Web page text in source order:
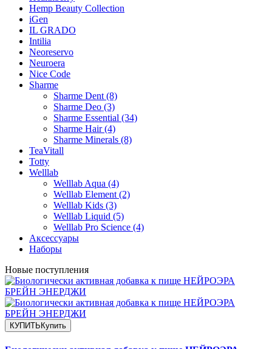
Hemp Beauty Collection
iGen
IL GRADO
Intilia
Neoreservo
Neuroera
Nice Code
Sharme
Sharme Dent (8)
Sharme Deo (3)
Sharme Essential (34)
Sharme Hair (4)
Sharme Minerals (8)
TeaVitall
Totty
Welllab
Welllab Aqua (4)
Welllab Element (2)
Welllab Kids (3)
Welllab Liquid (5)
Welllab Pro Science (4)
Аксессуары
Наборы
Новые поступления
КУПИТЬ Купить